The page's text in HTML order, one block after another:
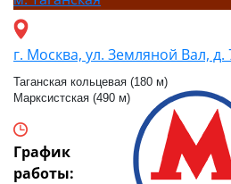
г. Москва, ул. Земляной Вал, д.
Таганская кольцевая (180 м)
Марксистская (490 м)
График
работы: